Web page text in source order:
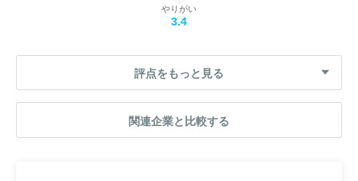
やりがい
3.4
評点をもっと見る
関連企業と比較する